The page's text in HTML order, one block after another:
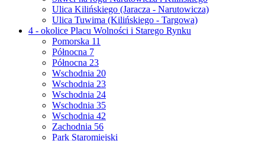
Ulica Kilińskiego (Jaracza - Narutowicza)
Ulica Tuwima (Kilińskiego - Targowa)
4 - okolice Placu Wolności i Starego Rynku
Pomorska 11
Północna 7
Północna 23
Wschodnia 20
Wschodnia 23
Wschodnia 24
Wschodnia 35
Wschodnia 42
Zachodnia 56
Park Staromiejski